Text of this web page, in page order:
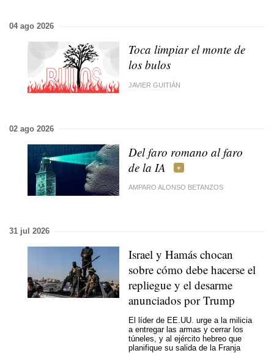
04 ago 2026
Toca limpiar el monte de
los bulos
JAVIER GUITIÁN
02 ago 2026
Del faro romano al faro
de la IA
AMPARO ALONSO BETANZOS
31 jul 2026
Israel y Hamás chocan
sobre cómo debe hacerse el
repliegue y el desarme
anunciados por Trump
El líder de EE.UU. urge a la milicia
a entregar las armas y cerrar los
túneles, y al ejército hebreo que
planifique su salida de la Franja